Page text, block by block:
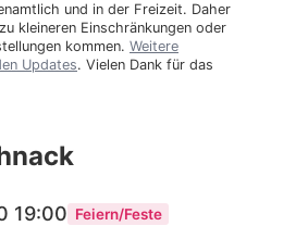
und in der Freizeit. Daher
kleineren Einschränkungen oder
kommen. Weitere
Updates. Vielen Dank für das
19:00 Feiern/Feste